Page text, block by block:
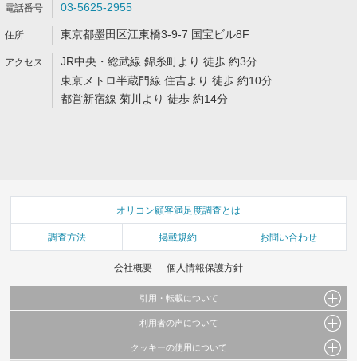
03-5625-2955
東京都墨田区江東橋3-9-7 国宝ビル8F
JR中央・総武線 錦糸町より 徒歩 約3分
東京メトロ半蔵門線 住吉より 徒歩 約10分
都営新宿線 菊川より 徒歩 約14分
オリコン顧客満足度調査とは
調査方法 掲載規約 お問い合わせ
会社概要 個人情報保護方針
引用・転載について
当サイトで公開されている情報（文字、写真、イラスト、画像データ等）及びこれらの配
これらの情報を権利者の許可なく無断転載・複製などの二次利用を行うことは固く禁じて
利用者の声について
当サイトに掲載している内容はすべてサービスの利用者が提出された見解・感想です。
クッキーの使用について